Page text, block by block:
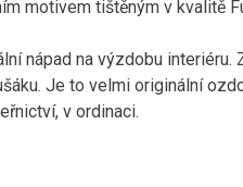
motivem tištěným v kvalitě
nápad na výzdobu
Je to velmi originální
v ordinaci.